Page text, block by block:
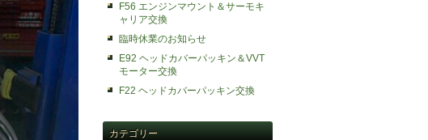
F56 エンジンマウント＆サーモキ
ャリア交換
臨時休業のお知らせ
E92 ヘッドカバーパッキン＆VVT
モーター交換
F22 ヘッドカバーパッキン交換
カテゴリー